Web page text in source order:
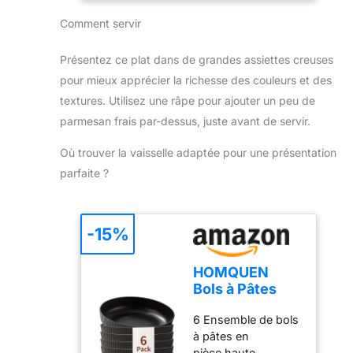
: la base induction
garantit une
diffusion homogène
de la chaleur pour
résultats de
technologie
Thermo-Signal
indique la
température idéale
de démarrage de
cuisson pour
garantir une
texture, une couleur
et un goût parfaits
grasses, et le
nettoyage est
Kamberg — parce
que l'amour passe
Dimensions : 30 cm
rebord et poignée
en acier inoxydable
Passe au four
jusqu'à 220 °C
amovible) ; passe
au lave-vaisselle
Comment servir
Présentez ce plat dans de grandes assiettes creuses
pour mieux apprécier la richesse des couleurs et des
textures. Utilisez une râpe pour ajouter un peu de
parmesan frais par-dessus, juste avant de servir.
Où trouver la vaisselle adaptée pour une présentation
parfaite ?
HOMQUEN
Bols à Pâtes
Assiettes
Creuses, Bols à
6 Ensemble de bols
à pâtes en
-15%